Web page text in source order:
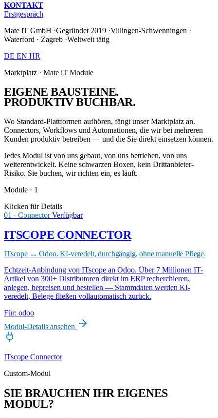
KONTAKT
Erstgespräch
Mate iT GmbH ·Gegründet 2019 ·Villingen-Schwenningen ·
Waterford · Zagreb ·Weltweit tätig
DE EN HR
Marktplatz · Mate iT Module
EIGENE BAUSTEINE.
PRODUKTIV BUCHBAR.
Wo Standard-Plattformen aufhören, fängt unser Marktplatz an.
Connectors, Workflows und Automationen, die wir bei mehreren
Kunden produktiv betreiben — und die Sie direkt einsetzen können.
Jedes Modul ist von uns gebaut, von uns betrieben, von uns
weiterentwickelt. Keine schwarzen Boxen, kein Drittanbieter-
Risiko. Sie buchen, wir richten ein, es läuft.
Module · 1
Klicken für Details
01 · ConnectorVerfügbar
ITSCOPE CONNECTOR
ITscope ↔ Odoo. KI-veredelt, durchgängig, ohne manuelle Pflege.
Echtzeit-Anbindung von ITscope an Odoo. Über 7 Millionen IT-
Artikel von 300+ Distributoren direkt im ERP recherchieren,
anlegen, bepreisen und bestellen — Stammdaten werden KI-
veredelt, Belege fließen vollautomatisch zurück.
Für: odoo
Modul-Details ansehen
ITscope Connector
Custom-Modul
SIE BRAUCHEN IHR EIGENES
MODUL?